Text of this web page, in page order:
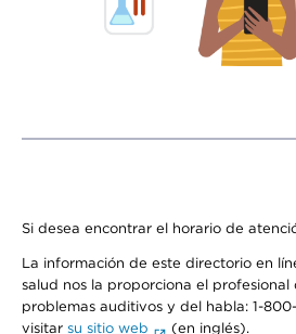
Si desea encontrar el horario de
La información de este directorio en
salud nos la proporciona el
problemas auditivos y del habla: 1-
visitar su sitio web (en inglés).